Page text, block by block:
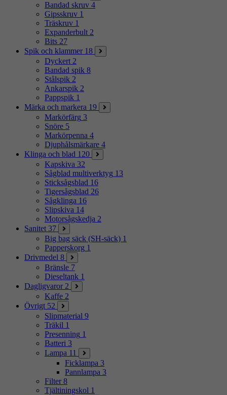
Bandad skruv 4
Gipsskruv 1
Träskruv 1
Expanderbult 2
Bits 27
Spik och klammer 18
Dyckert 2
Bandad spik 8
Stålspik 2
Ankarspik 2
Pappspik 1
Märka och markera 19
Markörfärg 3
Snöre 5
Markörpenna 4
Djuphålsmärkare 4
Klinga och blad 120
Kapskiva 32
Sågblad multiverktyg 13
Sticksågsblad 16
Tigersågsblad 26
Sågklinga 16
Slipskiva 14
Motorsågskedja 2
Sanitet 37
Big bag säck (SH-säck) 1
Papperskorg 1
Drivmedel 8
Bränsle 7
Dieseltank 1
Dagligvaror 2
Kaffe 2
Övrigt 52
Slipmaterial 9
Träkil 1
Presenning 1
Batteri 3
Lampa 11
Ficklampa 3
Pannlampa 3
Filter 8
Tjältiningskol 1